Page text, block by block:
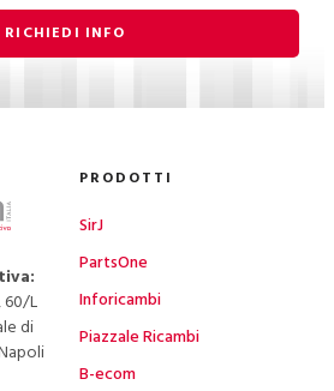
RICHIEDI INFO
60/L
di
PRODOTTI
SirJ
PartsOne
Inforicambi
Piazzale Ricambi
B-ecom